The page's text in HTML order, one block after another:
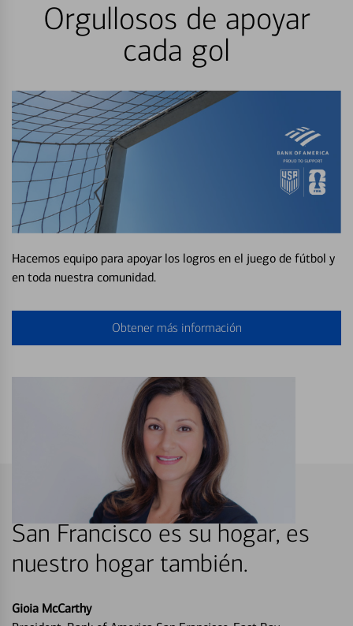
Orgullosos de apoyar
cada gol
Hacemos equipo para apoyar los logros en el juego de fútbol y
en toda nuestra comunidad.
Obtener más información
San Francisco es su hogar, es
nuestro hogar también.
Gioia McCarthy